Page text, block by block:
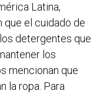
Latina,
el cuidado de
detergentes que
los
mencionan que
la ropa. Para